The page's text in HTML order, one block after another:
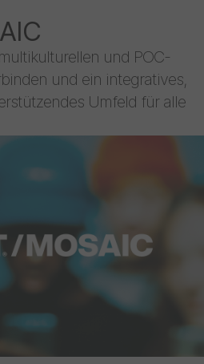
und POC-
und ein integratives,
Umfeld für alle